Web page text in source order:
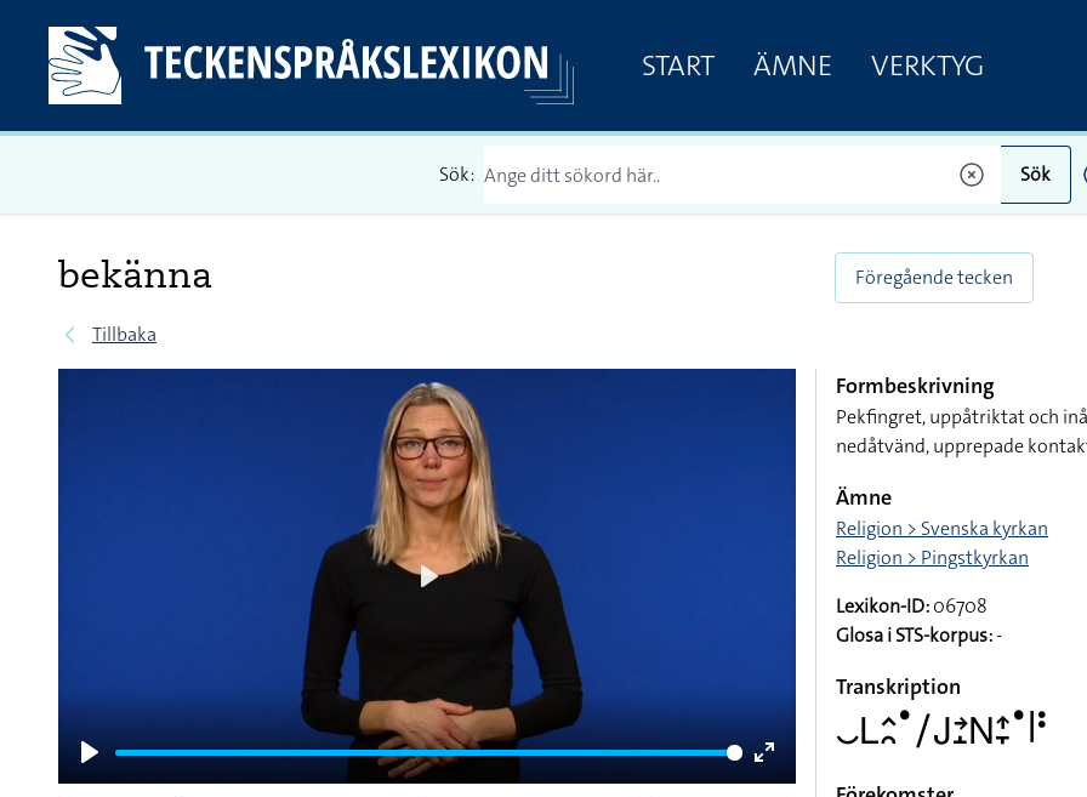
START ÄMNE VERKTYG
Sök: Sök
bekänna
Tillbaka
Föregående tecken
Play
Enter
Formbeskrivning
Pekfingret, uppåtriktat och
nedåtvänd, upprepade
Ämne
Religion > Svenska kyrkan
Religion > Pingstkyrkan
Lexikon-ID:06708
Glosa i STS-korpus:-
Transkription
􌤛􌥈􌤵􌥘􌤟􌥠􌤢􌥔􌤸􌥌􌤴􌥙􌤟􌥼􌥻